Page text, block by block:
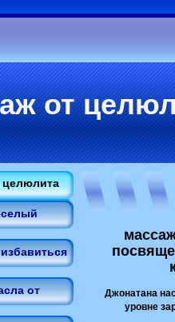
от
целюлита
от
Джонатана
уровне